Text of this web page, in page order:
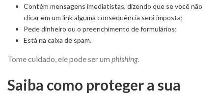
Contém mensagens imediatistas, dizendo que se você não
clicar em um link alguma consequência será imposta;
Pede dinheiro ou o preenchimento de formulários;
Está na caixa de spam.
Tome cuidado, ele pode ser um phishing.
Saiba como proteger a sua